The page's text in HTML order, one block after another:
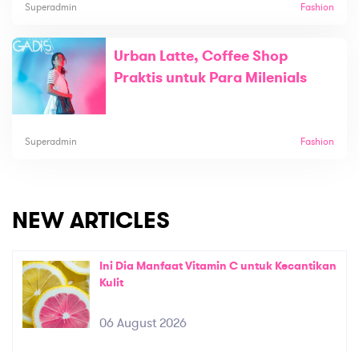
Superadmin Fashion
Urban Latte, Coffee Shop
Praktis untuk Para Milenials
Superadmin Fashion
NEW ARTICLES
Ini Dia Manfaat Vitamin C untuk Kecantikan
Kulit
06 August 2026